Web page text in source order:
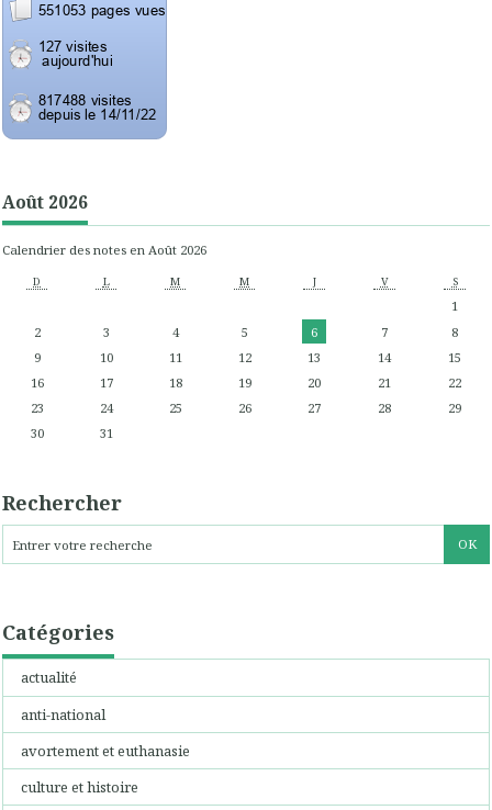
Août 2026
Calendrier des notes en Août 2026
D L M M J V S
1
2
3 4 5 6 7
8
9
10 11 12 13 14
15
16
17 18 19 20 21
22
23
24 25 26 27 28
29
30
31
Rechercher
Catégories
actualité
anti-national
avortement et euthanasie
culture et histoire